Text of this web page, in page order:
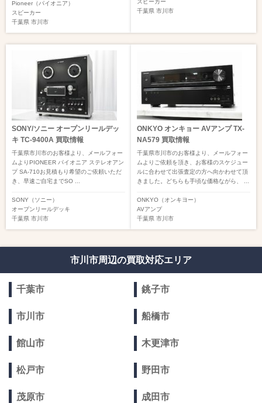
Pioneer（パイオニア）
スピーカー
千葉県 市川市
スピーカー
千葉県 市川市
SONY/ソニー オープンリールデッ
キ TC-9400A 買取情報
千葉県市川市のお客様より、メールフォー
ムよりPIONEER パイオニア ステレオアン
プ SA-710お見積もり希望のご依頼いただ
き、早速ご自宅までSO ...
SONY（ソニー）
オープンリールデッキ
千葉県 市川市
ONKYO オンキョー AVアンプ TX-
NA579 買取情報
千葉県市川市のお客様より、メールフォー
ムよりご依頼を頂き、お客様のスケジュー
ルに合わせて出張査定の方へ向かわせて頂
きました。どちらも手頃な価格ながら、 ...
ONKYO（オンキヨー）
AVアンプ
千葉県 市川市
市川市周辺の買取対応エリア
千葉市 銚子市
市川市 船橋市
館山市 木更津市
松戸市 野田市
茂原市 成田市